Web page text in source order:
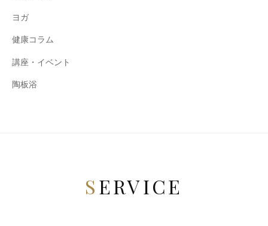
ヨガ
健康コラム
講座・イベント
陶板浴
SERVICE